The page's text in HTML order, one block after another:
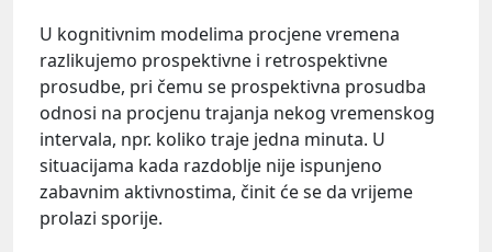
U kognitivnim modelima procjene vremena
razlikujemo prospektivne i retrospektivne
prosudbe, pri čemu se prospektivna prosudba
odnosi na procjenu trajanja nekog vremenskog
intervala, npr. koliko traje jedna minuta. U
situacijama kada razdoblje nije ispunjeno
zabavnim aktivnostima, činit će se da vrijeme
prolazi sporije.